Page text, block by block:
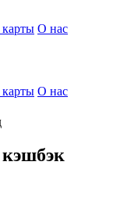
О нас
О нас
кэшбэк